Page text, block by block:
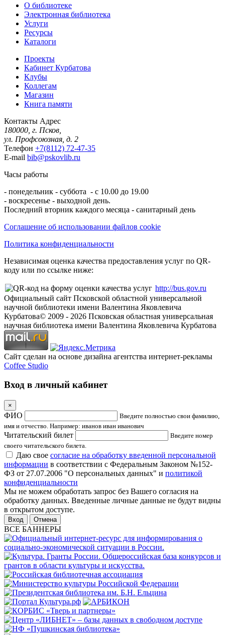
О библиотеке
Электронная библиотека
Услуги
Ресурсы
Каталоги
Проекты
Кабинет Курбатова
Клубы
Коллегам
Магазин
Книга памяти
Контакты Адрес
180000, г. Псков,
ул. Профсоюзная, д. 2
Телефон +7(8112) 72-47-35
E-mail bib@pskovlib.ru
Часы работы
- понедельник - суббота - с 10.00 до 19.00
- воскресенье - выходной день.
Последний вторник каждого месяца - санитарный день
Соглашение об использовании файлов cookie
Политика конфиденциальности
Независимая оценка качества предоставления услуг по QR-
коду или по ссылке ниже:
http://bus.gov.ru
Официальный сайт Псковской областной универсальной
научной библиотеки имени Валентина Яковлевича
Курбатова© 2009 - 2026 Псковская областная универсальная
научная библиотека имени Валентина Яковлевича Курбатова
Сайт сделан на основе дизайна агентства интернет-рекламы
Coffee Studio
Вход в личный кабинет
×
ФИО
Введите полностью свои фамилию,
имя и отчество. Например: иванов иван иванович
Читательский билет
Введите номер
своего читательского билета.
Даю свое согласие на обработку введенной персональной
информации в соответствии с Федеральным Законом №152-
ФЗ от 27.07.2006 "О персональных данных" и политикой
конфиденциальности
Мы не можем обработать запрос без Вашего согласия на
обработку данных. Введенные личные данные не будут видны
в открытом доступе.
Отмена
ВСЕ БАННЕРЫ